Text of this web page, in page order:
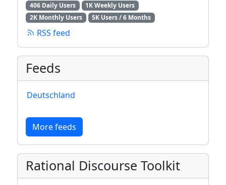
406 Daily Users
1K Weekly Users
2K Monthly Users
5K Users / 6 Months
RSS feed
Feeds
Deutschland
More feeds
Rational Discourse Toolkit